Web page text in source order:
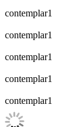
contemplar1
contemplar1
contemplar1
contemplar1
contemplar1